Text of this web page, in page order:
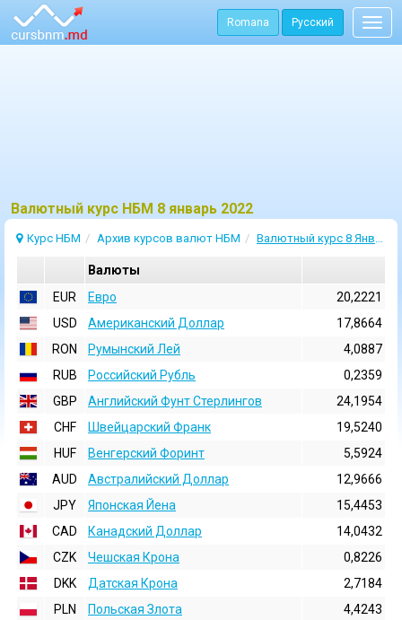
Romana Русский
Bалютный курс НБМ 8 январь 2022
Курс НБМ Архив курсов валют НБМ Валютный курс 8 Январь 2022
Валюты
EUR
Евро
20,2221
USD
Aмериканский Доллар
17,8664
RON
Румынский Лей
4,0887
RUB
Российский Рубль
0,2359
GBP
Английский Фунт Стерлингов
24,1954
CHF
Швейцарский Франк
19,5240
HUF
Венгерский Форинт
5,5924
AUD
Австралийский Доллар
12,9666
JPY
Японская Йена
15,4453
CAD
Канадский Доллар
14,0432
CZK
Чешская Крона
0,8226
DKK
Датская Крона
2,7184
PLN
Польская Злота
4,4243